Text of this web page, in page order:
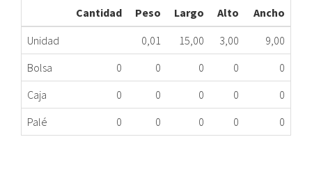
Cantidad Peso Largo Alto
Ancho
Unidad
0,01 15,00 3,00
9,00
Bolsa
0 0 0 0
0
Caja
0 0 0 0
0
Palé
0 0 0 0 0